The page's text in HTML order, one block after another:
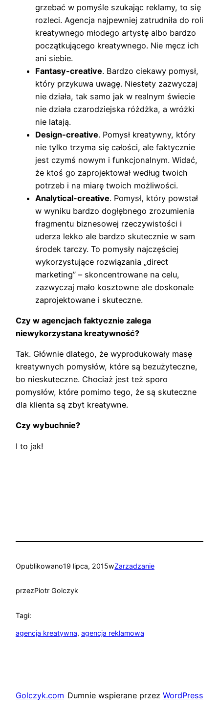
grzebać w pomyśle szukając reklamy, to się
rozleci. Agencja najpewniej zatrudniła do roli
kreatywnego młodego artystę albo bardzo
początkującego kreatywnego. Nie męcz ich
ani siebie.
Fantasy-creative. Bardzo ciekawy pomysł,
który przykuwa uwagę. Niestety zazwyczaj
nie działa, tak samo jak w realnym świecie
nie działa czarodziejska różdżka, a wróżki
nie latają.
Design-creative. Pomysł kreatywny, który
nie tylko trzyma się całości, ale faktycznie
jest czymś nowym i funkcjonalnym. Widać,
że ktoś go zaprojektował według twoich
potrzeb i na miarę twoich możliwości.
Analytical-creative. Pomysł, który powstał
w wyniku bardzo dogłębnego zrozumienia
fragmentu biznesowej rzeczywistości i
uderza lekko ale bardzo skutecznie w sam
środek tarczy. To pomysły najczęściej
wykorzystujące rozwiązania „direct
marketing” – skoncentrowane na celu,
zazwyczaj mało kosztowne ale doskonale
zaprojektowane i skuteczne.
Czy w agencjach faktycznie zalega
niewykorzystana kreatywność?
Tak. Głównie dlatego, że wyprodukowały masę
kreatywnych pomysłów, które są bezużyteczne,
bo nieskuteczne. Chociaż jest też sporo
pomysłów, które pomimo tego, że są skuteczne
dla klienta są zbyt kreatywne.
Czy wybuchnie?
I to jak!
Opublikowano19 lipca, 2015wZarzadzanie
przezPiotr Golczyk
Tagi:
agencja kreatywna, agencja reklamowa
Golczyk.com Dumnie wspierane przez WordPress